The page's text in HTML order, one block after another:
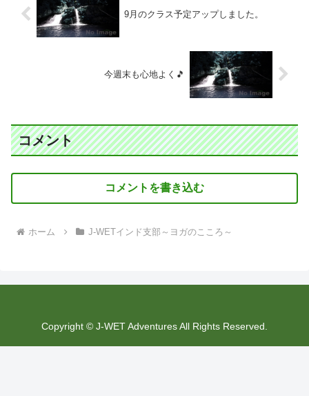
9月のクラス予定アップしました。
今週末も心地よく🎵
コメント
コメントを書き込む
ホーム J-WETインド支部～ヨガのこころ～
Copyright © J-WET Adventures All Rights Reserved.